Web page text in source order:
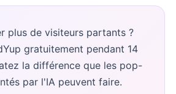
plus de visiteurs partants ?
gratuitement pendant 14
la différence que les pop-
par l'IA peuvent faire.